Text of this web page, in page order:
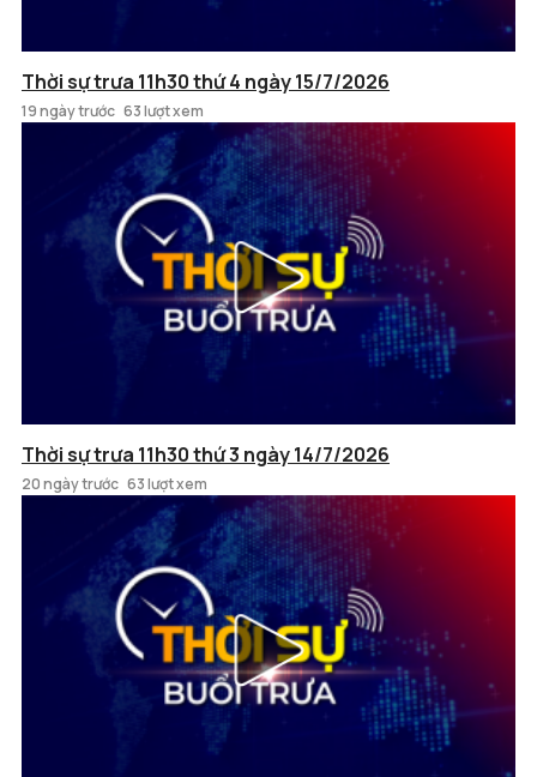
Thời sự trưa 11h30 thứ 4 ngày 15/7/2026
19 ngày trước 63 lượt xem
Thời sự trưa 11h30 thứ 3 ngày 14/7/2026
20 ngày trước 63 lượt xem